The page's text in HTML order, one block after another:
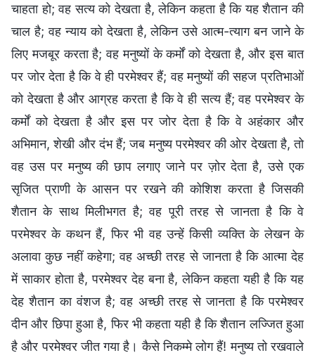
चाहता हो; वह सत्य को देखता है, लेकिन कहता है कि यह शैतान की
चाल है; वह न्याय को देखता है, लेकिन उसे आत्म-त्याग बन जाने के
लिए मजबूर करता है; वह मनुष्यों के कर्मों को देखता है, और इस बात
पर जोर देता है कि वे ही परमेश्वर हैं; वह मनुष्यों की सहज प्रतिभाओं
को देखता है और आग्रह करता है कि वे ही सत्य हैं; वह परमेश्वर के
कर्मों को देखता है और इस पर जोर देता है कि वे अहंकार और
अभिमान, शेखी और दंभ हैं; जब मनुष्य परमेश्वर की ओर देखता है, तो
वह उस पर मनुष्य की छाप लगाए जाने पर ज़ोर देता है, उसे एक
सृजित प्राणी के आसन पर रखने की कोशिश करता है जिसकी
शैतान के साथ मिलीभगत है; वह पूरी तरह से जानता है कि वे
परमेश्वर के कथन हैं, फिर भी वह उन्हें किसी व्यक्ति के लेखन के
अलावा कुछ नहीं कहेगा; वह अच्छी तरह से जानता है कि आत्मा देह
में साकार होता है, परमेश्वर देह बना है, लेकिन कहता यही है कि यह
देह शैतान का वंशज है; वह अच्छी तरह से जानता है कि परमेश्वर
दीन और छिपा हुआ है, फिर भी कहता यही है कि शैतान लज्जित हुआ
है और परमेश्वर जीत गया है। कैसे निकम्मे लोग हैं! मनुष्य तो रखवाले